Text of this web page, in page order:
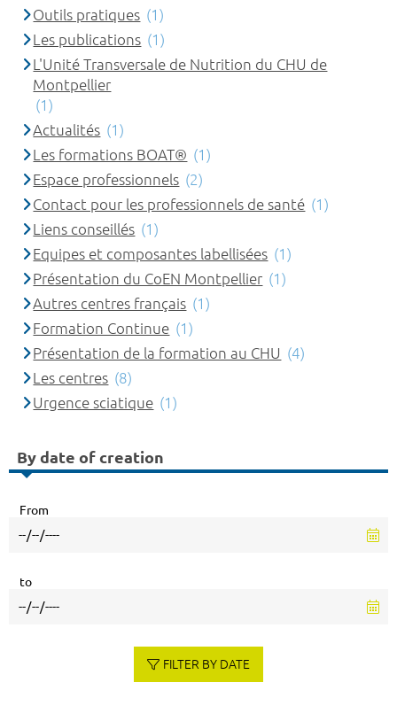
Outils pratiques (1)
Les publications (1)
L'Unité Transversale de Nutrition du CHU de
Montpellier
(1)
Actualités (1)
Les formations BOAT® (1)
Espace professionnels (2)
Contact pour les professionnels de santé (1)
Liens conseillés (1)
Equipes et composantes labellisées (1)
Présentation du CoEN Montpellier (1)
Autres centres français (1)
Formation Continue (1)
Présentation de la formation au CHU (4)
Les centres (8)
Urgence sciatique (1)
By date of creation
From
to
FILTER BY DATE